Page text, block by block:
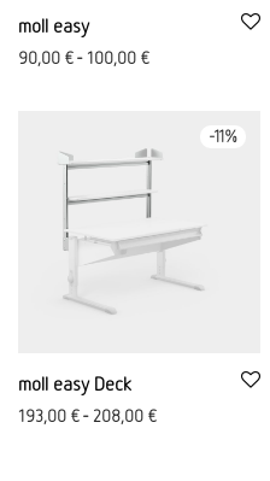
moll easy
90,00 €- 100,00 €
-11%
moll easy Deck
193,00 €- 208,00 €